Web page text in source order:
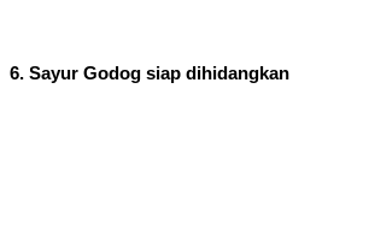
6. Sayur Godog siap dihidangkan